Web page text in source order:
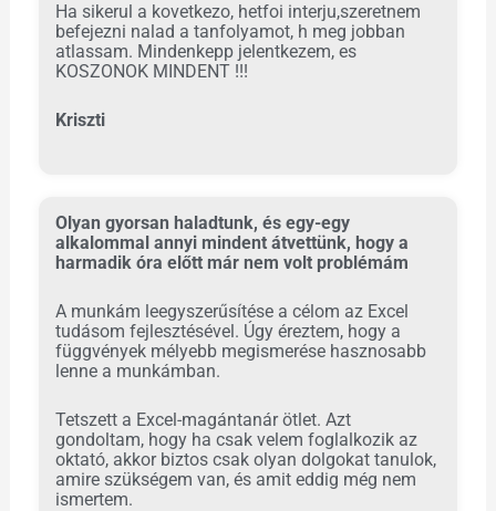
Ha sikerul a kovetkezo, hetfoi interju,szeretnem
befejezni nalad a tanfolyamot, h meg jobban
atlassam. Mindenkepp jelentkezem, es
KOSZONOK MINDENT !!!
Kriszti
Olyan gyorsan haladtunk, és egy-egy
alkalommal annyi mindent átvettünk, hogy a
harmadik óra előtt már nem volt problémám
A munkám leegyszerűsítése a célom az Excel
tudásom fejlesztésével. Úgy éreztem, hogy a
függvények mélyebb megismerése hasznosabb
lenne a munkámban.
Tetszett a Excel-magántanár ötlet. Azt
gondoltam, hogy ha csak velem foglalkozik az
oktató, akkor biztos csak olyan dolgokat tanulok,
amire szükségem van, és amit eddig még nem
ismertem.